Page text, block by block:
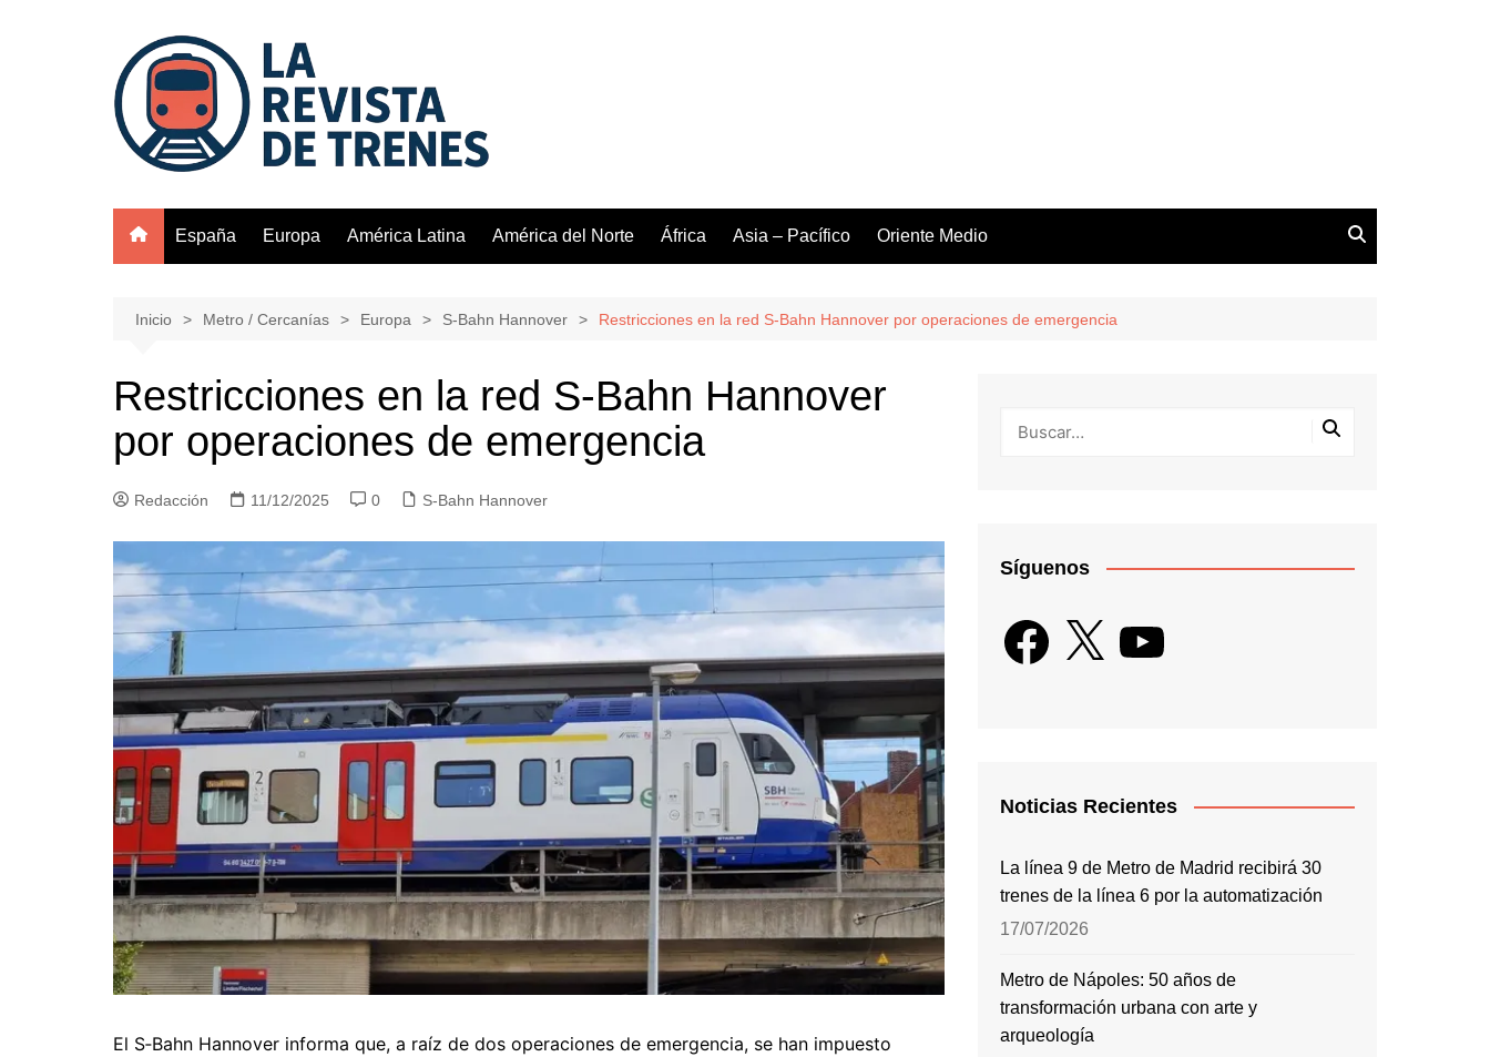
España Europa América Latina América del Norte África Asia – Pacífico Oriente Medio
Inicio Metro / Cercanías Europa S-Bahn Hannover Restricciones en la red S‑Bahn Hannover por operaciones de emergencia
Restricciones en la red S‑Bahn Hannover
por operaciones de emergencia
Redacción 11/12/2025 0 S-Bahn Hannover
El S‑Bahn Hannover informa que, a raíz de dos operaciones de emergencia, se han impuesto
Síguenos
Facebook
X YouTube
Noticias Recientes
La línea 9 de Metro de Madrid recibirá 30
trenes de la línea 6 por la automatización
17/07/2026
Metro de Nápoles: 50 años de
transformación urbana con arte y
arqueología